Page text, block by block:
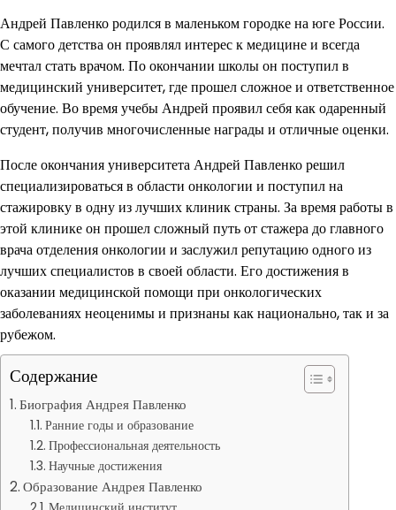
Андрей Павленко родился в маленьком городке на юге России.
С самого детства он проявлял интерес к медицине и всегда
мечтал стать врачом. По окончании школы он поступил в
медицинский университет, где прошел сложное и ответственное
обучение. Во время учебы Андрей проявил себя как одаренный
студент, получив многочисленные награды и отличные оценки.
После окончания университета Андрей Павленко решил
специализироваться в области онкологии и поступил на
стажировку в одну из лучших клиник страны. За время работы в
этой клинике он прошел сложный путь от стажера до главного
врача отделения онкологии и заслужил репутацию одного из
лучших специалистов в своей области. Его достижения в
оказании медицинской помощи при онкологических
заболеваниях неоценимы и признаны как национально, так и за
рубежом.
Содержание
Биография Андрея Павленко
Ранние годы и образование
Профессиональная деятельность
Научные достижения
Образование Андрея Павленко